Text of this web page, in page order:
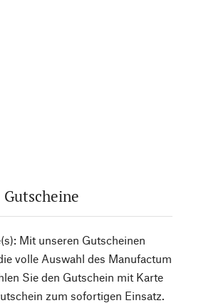
Gutscheine
Mit unseren Gutscheinen
volle Auswahl des Manufactum
Sie den Gutschein mit Karte
zum sofortigen Einsatz.